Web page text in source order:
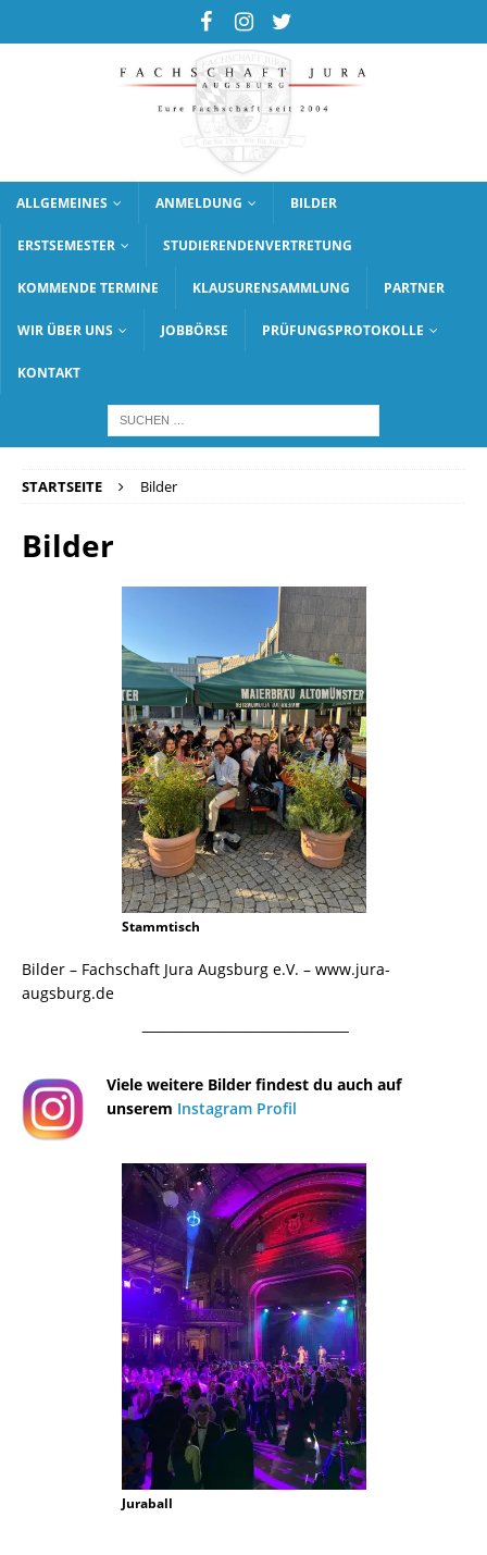
ALLGEMEINES ANMELDUNG BILDER
ERSTSEMESTER STUDIERENDENVERTRETUNG
KOMMENDE TERMINE KLAUSURENSAMMLUNG PARTNER
WIR ÜBER UNS JOBBÖRSE PRÜFUNGSPROTOKOLLE
KONTAKT
STARTSEITE Bilder
Bilder
Stammtisch
Bilder – Fachschaft Jura Augsburg e.V. – www.jura-
augsburg.de
¯¯¯¯¯¯¯¯¯¯¯¯¯¯¯¯¯¯¯¯¯¯¯¯¯¯¯¯¯¯¯¯¯¯¯¯¯¯
Viele weitere Bilder findest du auch auf
unserem Instagram Profil
Juraball